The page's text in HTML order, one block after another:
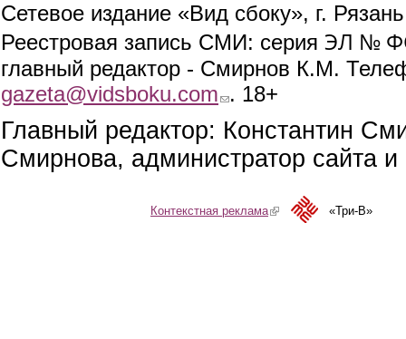
Сетевое издание «Вид сбоку», г.
Реестровая запись СМИ: серия ЭЛ №
главный редактор - Смирнов К.М.
gazeta@vidsboku.com (link sends e-mail)
. 18+
Главный редактор: Константин
Смирнова, администратор сайта
Контекстная реклама(link is external)«Три-В»